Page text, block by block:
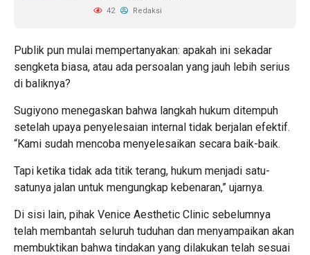
42 Redaksi
Publik pun mulai mempertanyakan: apakah ini sekadar
sengketa biasa, atau ada persoalan yang jauh lebih serius
di baliknya?
Sugiyono menegaskan bahwa langkah hukum ditempuh
setelah upaya penyelesaian internal tidak berjalan efektif.
“Kami sudah mencoba menyelesaikan secara baik-baik.
Tapi ketika tidak ada titik terang, hukum menjadi satu-
satunya jalan untuk mengungkap kebenaran,” ujarnya.
Di sisi lain, pihak Venice Aesthetic Clinic sebelumnya
telah membantah seluruh tuduhan dan menyampaikan akan
membuktikan bahwa tindakan yang dilakukan telah sesuai